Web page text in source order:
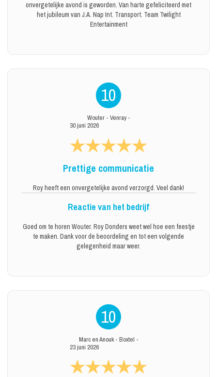
onvergetelijke avond is geworden. Van harte gefeliciteerd met
het jubileum van J.A. Nap Int. Transport. Team Twilight
Entertainment
10
Wouter - Venray -
30 juni 2026
Prettige communicatie
Roy heeft een onvergetelijke avond verzorgd. Veel dank!
Reactie van het bedrijf
Goed om te horen Wouter. Roy Donders weet wel hoe een feestje
te maken. Dank voor de beoordeling en tot een volgende
gelegenheid maar weer.
10
Marc en Anouk - Boxtel -
23 juni 2026